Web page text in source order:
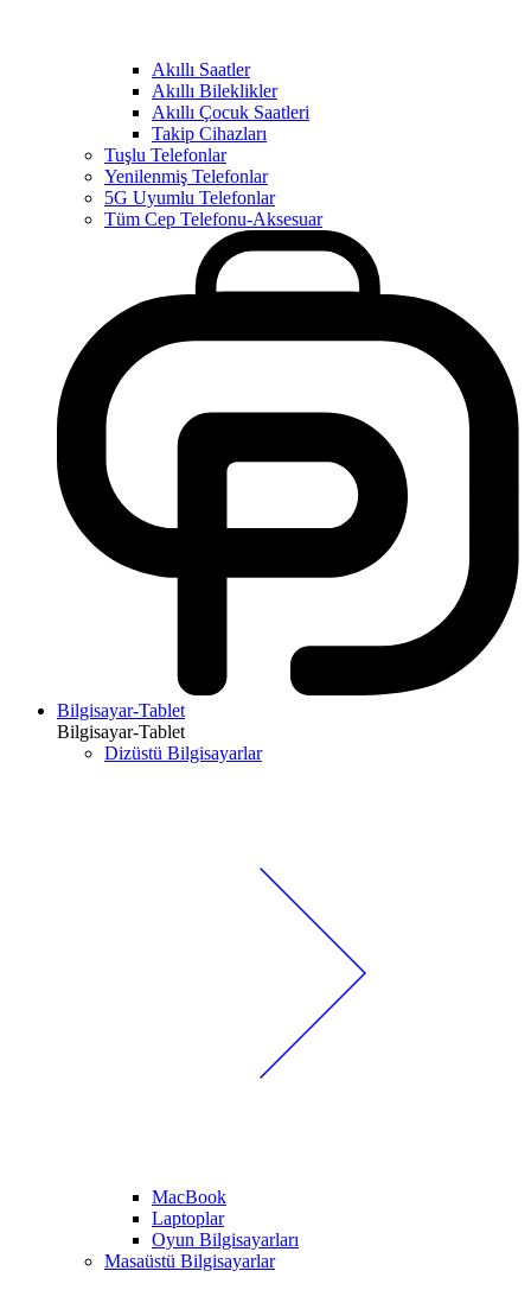
Akıllı Saatler
Akıllı Bileklikler
Akıllı Çocuk Saatleri
Takip Cihazları
Tuşlu Telefonlar
Yenilenmiş Telefonlar
5G Uyumlu Telefonlar
Tüm Cep Telefonu-Aksesuar
Bilgisayar-Tablet
Bilgisayar-Tablet
Dizüstü Bilgisayarlar
MacBook
Laptoplar
Oyun Bilgisayarları
Masaüstü Bilgisayarlar